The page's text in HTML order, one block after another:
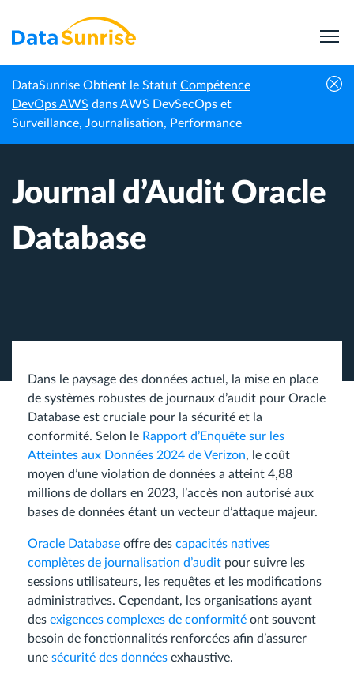
DataSunrise Obtient le Statut Compétence
DevOps AWS dans AWS DevSecOps et
Surveillance, Journalisation, Performance
Accueil Centre de connaissances Journal d’Audit Oracle Database
Journal d’Audit Oracle
Database
Dans le paysage des données actuel, la mise en place
de systèmes robustes de journaux d’audit pour Oracle
Database est cruciale pour la sécurité et la
conformité. Selon le Rapport d’Enquête sur les
Atteintes aux Données 2024 de Verizon, le coût
moyen d’une violation de données a atteint 4,88
millions de dollars en 2023, l’accès non autorisé aux
bases de données étant un vecteur d’attaque majeur.
Oracle Database offre des capacités natives
complètes de journalisation d’audit pour suivre les
sessions utilisateurs, les requêtes et les modifications
administratives. Cependant, les organisations ayant
des exigences complexes de conformité ont souvent
besoin de fonctionnalités renforcées afin d’assurer
une sécurité des données exhaustive.